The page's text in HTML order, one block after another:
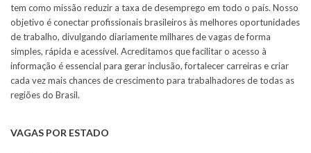
tem como missão reduzir a taxa de desemprego em todo o país. Nosso
objetivo é conectar profissionais brasileiros às melhores oportunidades
de trabalho, divulgando diariamente milhares de vagas de forma
simples, rápida e acessível. Acreditamos que facilitar o acesso à
informação é essencial para gerar inclusão, fortalecer carreiras e criar
cada vez mais chances de crescimento para trabalhadores de todas as
regiões do Brasil.
VAGAS POR ESTADO